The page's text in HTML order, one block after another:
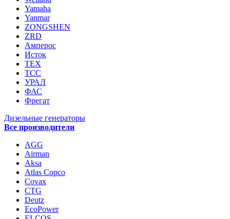
Yamaha
Yanmar
ZONGSHEN
ZRD
Амперос
Исток
ТЕХ
ТСС
УРАЛ
ФАС
Фрегат
Дизельные генераторы
Все производители
AGG
Airman
Aksa
Atlas Copco
Covax
CTG
Deutz
EcoPower